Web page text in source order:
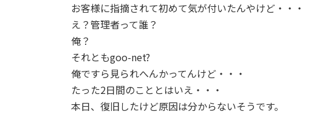
お客様に指摘されて初めて気が付いたんやけど・・・
え？管理者って誰？
俺？
それともgoo-net?
俺ですら見られへんかってんけど・・・
たった2日間のこととはいえ・・・
本日、復旧したけど原因は分からないそうです。